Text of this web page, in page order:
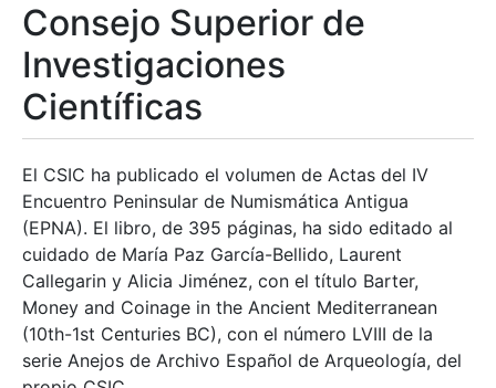
Consejo Superior de
Investigaciones
Científicas
El CSIC ha publicado el volumen de Actas del IV
Encuentro Peninsular de Numismática Antigua
(EPNA). El libro, de 395 páginas, ha sido editado al
cuidado de María Paz García-Bellido, Laurent
Callegarin y Alicia Jiménez, con el título Barter,
Money and Coinage in the Ancient Mediterranean
(10th-1st Centuries BC), con el número LVIII de la
serie Anejos de Archivo Español de Arqueología, del